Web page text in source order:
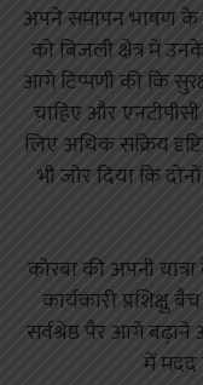
अपने समापन भाषण के
को बिजली क्षेत्र में
आगे टिप्पणी की कि
चाहिए और
लिए अधिक सक्रिय
भी जोर दिया कि
कोरबा की अपनी
कार्यकारी प्रशिक्षु
सर्वश्रेष्ठ पैर आगे
में मदद